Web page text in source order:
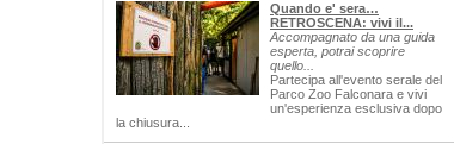
Quando e' sera…
RETROSCENA: vivi il...
Accompagnato da una guida
esperta, potrai scoprire
quello...
Partecipa all'evento serale del
Parco Zoo Falconara e vivi
un'esperienza esclusiva dopo
la chiusura...